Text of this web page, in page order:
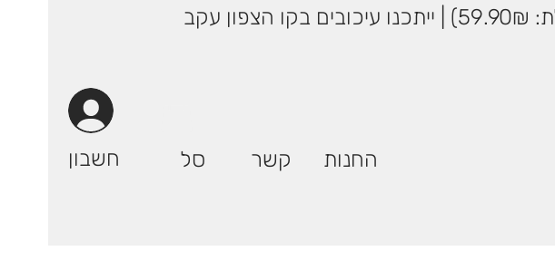
שליח עד הבית עד 5 ימי עסקים! | רק 29.90 ₪ (אילת: 59.90₪) | ייתכנו עיכובים בקו הצפון עקב
חשבון סל קשר החנות